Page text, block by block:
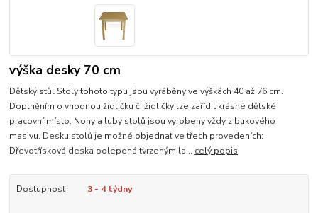
výška desky 70 cm
Dětský stůl Stoly tohoto typu jsou vyráběny ve výškách 40 až 76 cm.
Doplněním o vhodnou židličku či židličky lze zařídit krásné dětské
pracovní místo. Nohy a luby stolů jsou vyrobeny vždy z bukového
masivu. Desku stolů je možné objednat ve třech provedeních:
Dřevotřísková deska polepená tvrzeným la... celý popis
Dostupnost 3 - 4 týdny